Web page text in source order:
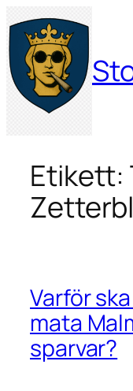
Hoppa
till
innehåll
Etikett:
Varför
mata
sparvar?